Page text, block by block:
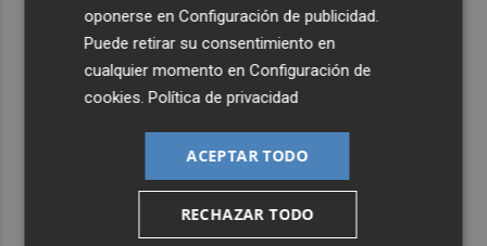
oponerse enConfiguración de publicidad
Puede retirar su consentimiento en
cualquier momento enConfiguración de
cookies .Política de privacidad
ACEPTAR TODO
RECHAZAR TODO